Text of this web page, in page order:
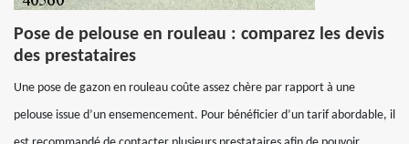
Pose de pelouse en rouleau : comparez les devis
des prestataires
Une pose de gazon en rouleau coûte assez chère par rapport à une
pelouse issue d’un ensemencement. Pour bénéficier d’un tarif abordable, il